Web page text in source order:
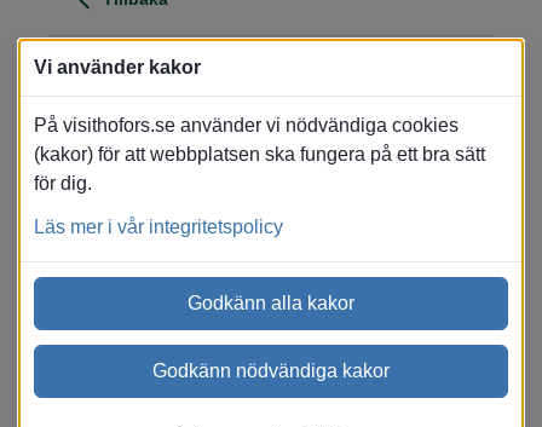
Björkmuren - Järbo
Område: Järbo(Skogsmiljö)
Visa karta
Vi använder kakor
På visithofors.se använder vi nödvändiga cookies
(kakor) för att webbplatsen ska fungera på ett bra sätt
för dig.
Läs mer i vår integritetspolicy
Godkänn alla kakor
Godkänn nödvändiga kakor